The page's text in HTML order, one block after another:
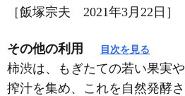
［飯塚宗夫 2021年3月22日］
その他の利用 目次を見る
柿渋は、もぎたての若い果実
搾汁を集め、これを自然発酵